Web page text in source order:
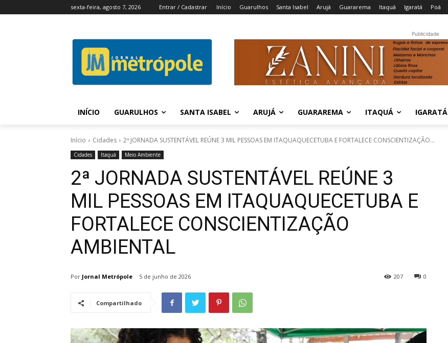
sexta-feira, agosto 7, 2026 Entrar / Cadastrar Início Guarulhos Santa Isabel Arujá Guararema Itaquá Igaratá Poá
Publicidade
INÍCIO GUARULHOS SANTA ISABEL ARUJÁ GUARAREMA ITAQUÁ IGARATÁ
Início Cidades 2ª JORNADA SUSTENTÁVEL REÚNE 3 MIL PESSOAS EM ITAQUAQUECETUBA E FORTALECE CONSCIENTIZAÇÃO...
Cidades Itaquá Meio Ambiente
2ª JORNADA SUSTENTÁVEL REÚNE 3
MIL PESSOAS EM ITAQUAQUECETUBA E
FORTALECE CONSCIENTIZAÇÃO
AMBIENTAL
Por Jornal Metrópole 5 de junho de 2026 0
207
Compartilhado